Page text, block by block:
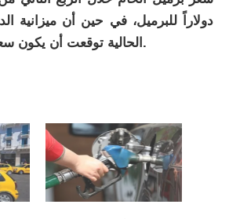
دولاراً للبرميل، في حين أن ميزانية
الحالية توقعت أن يكون سعر البرميل 54 دولاراً.